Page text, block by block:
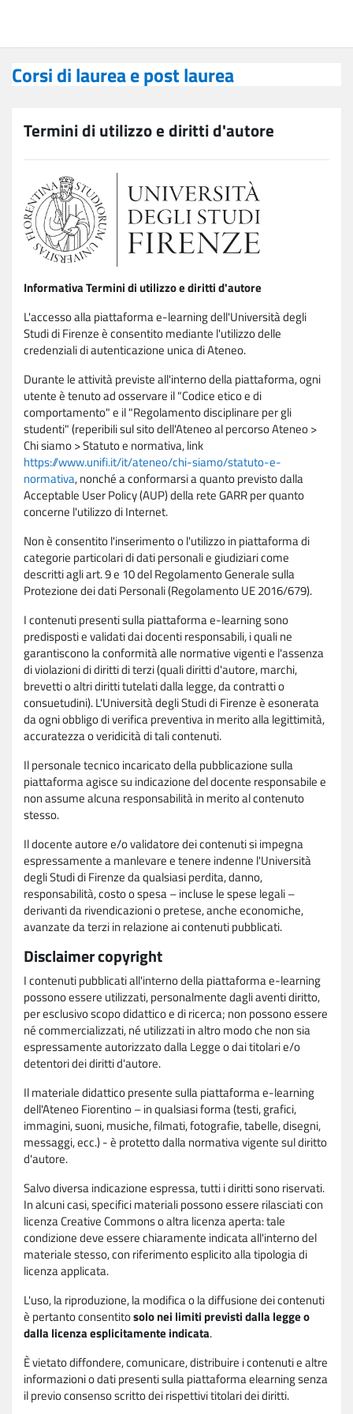
Corsi di laurea e post laurea
Termini di utilizzo e diritti d'autore
Informativa Termini di utilizzo e diritti d'autore
L'accesso alla piattaforma e-learning dell'Università degli
Studi di Firenze è consentito mediante l'utilizzo delle
credenziali di autenticazione unica di Ateneo.
Durante le attività previste all'interno della piattaforma, ogni
utente è tenuto ad osservare il "Codice etico e di
comportamento" e il "Regolamento disciplinare per gli
studenti" (reperibili sul sito dell'Ateneo al percorso Ateneo >
Chi siamo > Statuto e normativa, link
https://www.unifi.it/it/ateneo/chi-siamo/statuto-e-
normativa, nonché a conformarsi a quanto previsto dalla
Acceptable User Policy (AUP) della rete GARR per quanto
concerne l'utilizzo di Internet.
Non è consentito l'inserimento o l'utilizzo in piattaforma di
categorie particolari di dati personali e giudiziari come
descritti agli art. 9 e 10 del Regolamento Generale sulla
Protezione dei dati Personali (Regolamento UE 2016/679).
I contenuti presenti sulla piattaforma e-learning sono
predisposti e validati dai docenti responsabili, i quali ne
garantiscono la conformità alle normative vigenti e l'assenza
di violazioni di diritti di terzi (quali diritti d'autore, marchi,
brevetti o altri diritti tutelati dalla legge, da contratti o
consuetudini). L'Università degli Studi di Firenze è esonerata
da ogni obbligo di verifica preventiva in merito alla legittimità,
accuratezza o veridicità di tali contenuti.
Il personale tecnico incaricato della pubblicazione sulla
piattaforma agisce su indicazione del docente responsabile e
non assume alcuna responsabilità in merito al contenuto
stesso.
Il docente autore e/o validatore dei contenuti si impegna
espressamente a manlevare e tenere indenne l'Università
degli Studi di Firenze da qualsiasi perdita, danno,
responsabilità, costo o spesa – incluse le spese legali –
derivanti da rivendicazioni o pretese, anche economiche,
avanzate da terzi in relazione ai contenuti pubblicati.
Disclaimer copyright
I contenuti pubblicati all'interno della piattaforma e-learning
possono essere utilizzati, personalmente dagli aventi diritto,
per esclusivo scopo didattico e di ricerca; non possono essere
né commercializzati, né utilizzati in altro modo che non sia
espressamente autorizzato dalla Legge o dai titolari e/o
detentori dei diritti d'autore.
Il materiale didattico presente sulla piattaforma e-learning
dell'Ateneo Fiorentino – in qualsiasi forma (testi, grafici,
immagini, suoni, musiche, filmati, fotografie, tabelle, disegni,
messaggi, ecc.) - è protetto dalla normativa vigente sul diritto
d'autore.
Salvo diversa indicazione espressa, tutti i diritti sono riservati.
In alcuni casi, specifici materiali possono essere rilasciati con
licenza Creative Commons o altra licenza aperta: tale
condizione deve essere chiaramente indicata all'interno del
materiale stesso, con riferimento esplicito alla tipologia di
licenza applicata.
L'uso, la riproduzione, la modifica o la diffusione dei contenuti
è pertanto consentitosolo nei limiti previsti dalla legge o
dalla licenza esplicitamente indicata.
È vietato diffondere, comunicare, distribuire i contenuti e altre
informazioni o dati presenti sulla piattaforma elearning senza
il previo consenso scritto dei rispettivi titolari dei diritti.